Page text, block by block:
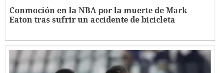
Conmoción en la NBA por la muerte de Mark
Eaton tras sufrir un accidente de bicicleta